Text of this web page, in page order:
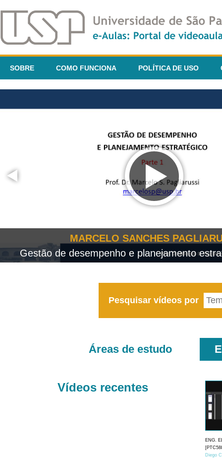
SOBRE COMO FUNCIONA POLÍTICA DE USO
MARCELO SANCHES
Gestão de desempenho e planejamento
Pesquisar vídeos por
Áreas de estudo
Vídeos recentes
ENG.
Diego